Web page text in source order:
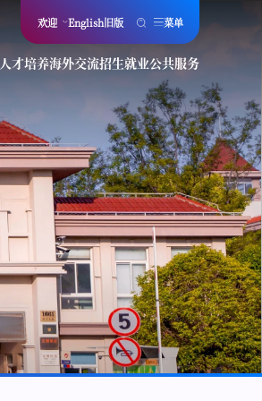
欢迎 English旧版 菜单
人才培养海外交流招生就业公共服务